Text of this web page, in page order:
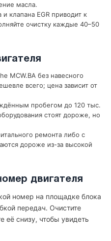
масла.
клапана EGR приводит к
очистку каждые 40–50
MCW.BA без навесного
всего; цена зависит от
пробегом до 120 тыс.
стоят дороже, но
ремонта либо с
дороже из-за высокой
двигателя
номер на площадке блока
передач. Очистите
её снизу, чтобы увидеть